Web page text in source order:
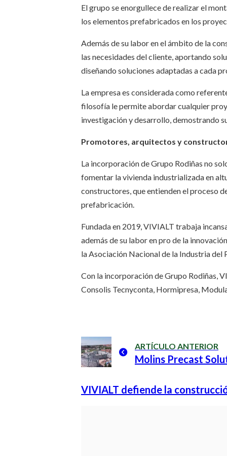
El grupo se enorgullece de realizar el
los elementos prefabricados en los
Además de su labor en el ámbito de la
las necesidades del cliente, aportando
diseñando soluciones adaptadas a cada
La empresa es considerada como
filosofía le permite abordar cualquier
investigación y desarrollo, demostrando
Promotores, arquitectos y
La incorporación de Grupo Rodiñas no
fomentar la vivienda industrializada en
constructores, que entienden el proceso
prefabricación.
Fundada en 2019, VIVIALT trabaja
además de su labor en pro de la
la Asociación Nacional de la Industria
Con la incorporación de Grupo Rodiñas,
Consolis Tecnyconta, Hormipresa,
ARTÍCULO ANTERIOR
Molins Precast
VIVIALT defiende la